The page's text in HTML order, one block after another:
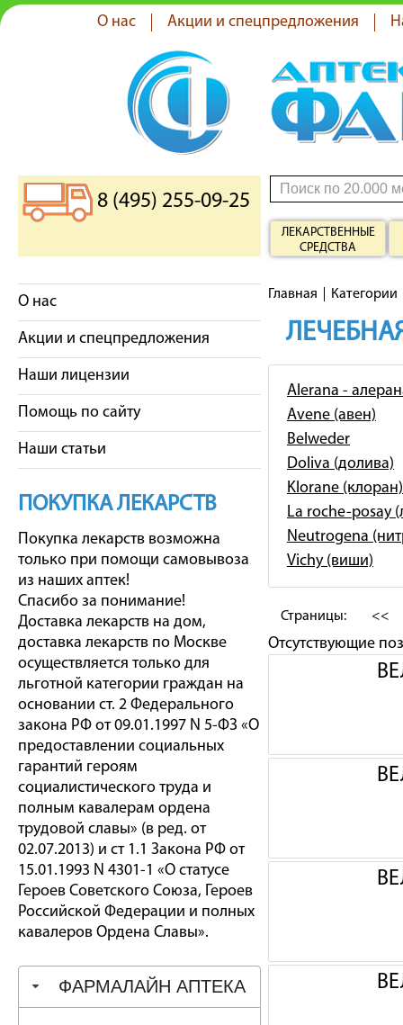
О нас Акции и спецпредложения
8 (495) 255-09-25
ЛЕКАРСТВЕННЫЕ
СРЕДСТВА
О нас
Акции и спецпредложения
Наши лицензии
Помощь по сайту
Наши статьи
ПОКУПКА ЛЕКАРСТВ
Покупка лекарств возможна
только при помощи самовывоза
из наших аптек!
Спасибо за понимание!
Доставка лекарств на дом,
доставка лекарств по Москве
осуществляется только для
льготной категории граждан на
основании ст. 2 Федерального
закона РФ от 09.01.1997 N 5-ФЗ «О
предоставлении социальных
гарантий героям
социалистического труда и
полным кавалерам ордена
трудовой славы» (в ред. от
02.07.2013) и ст 1.1 Закона РФ от
15.01.1993 N 4301-1 «О статусе
Героев Советского Союза, Героев
Российской Федерации и полных
кавалеров Ордена Славы».
ФАРМАЛАЙН АПТЕКА
Главная Категории
Alerana -
Avene (авен)
Belweder
Doliva (долива)
Klorane (клоран)
La roche-posay
Neutrogena
Vichy (виши)
Страницы: <<
Отсутствующие